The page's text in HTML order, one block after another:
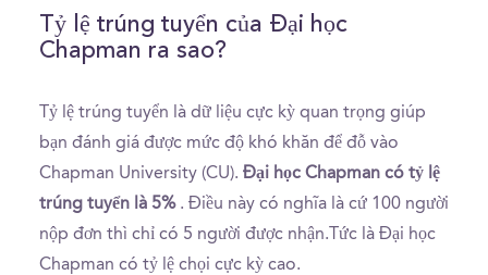
Tỷ lệ trúng tuyển của Đại học
Chapman ra sao?
Tỷ lệ trúng tuyển là dữ liệu cực kỳ quan trọng giúp
bạn đánh giá được mức độ khó khăn để đỗ vào
Chapman University (CU). Đại học Chapman có tỷ lệ
trúng tuyển là 5% . Điều này có nghĩa là cứ 100 người
nộp đơn thì chỉ có 5 người được nhận.Tức là Đại học
Chapman có tỷ lệ chọi cực kỳ cao.